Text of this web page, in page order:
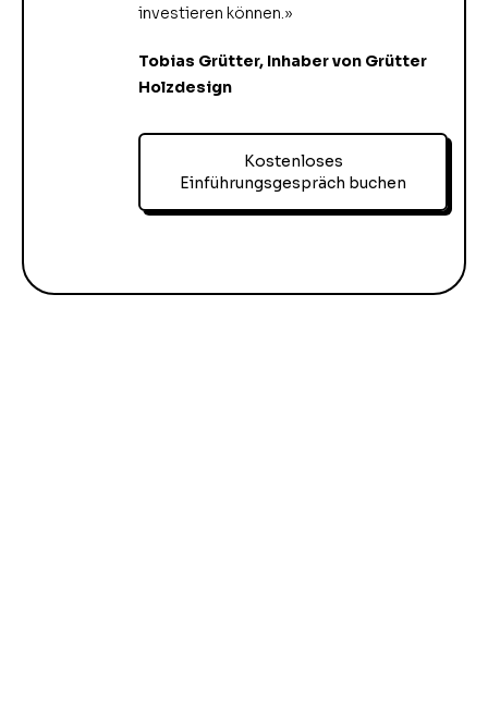
investieren können.»
Tobias Grütter, Inhaber von Grütter
Holzdesign
Kostenloses
Einführungsgespräch buchen